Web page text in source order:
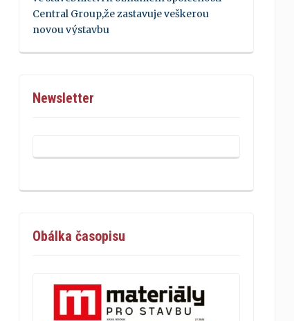
Central Group,že zastavuje veškerou
novou výstavbu
Newsletter
Obálka časopisu